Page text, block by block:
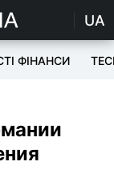
UA
ФІНАНСИ